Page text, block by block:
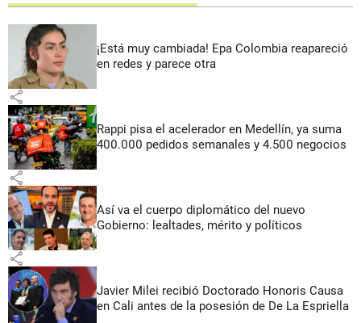
¡Está muy cambiada! Epa Colombia reapareció
en redes y parece otra
share
Rappi pisa el acelerador en Medellín, ya suma
400.000 pedidos semanales y 4.500 negocios
share
Así va el cuerpo diplomático del nuevo
Gobierno: lealtades, mérito y políticos
share
Javier Milei recibió Doctorado Honoris Causa
en Cali antes de la posesión de De La Espriella